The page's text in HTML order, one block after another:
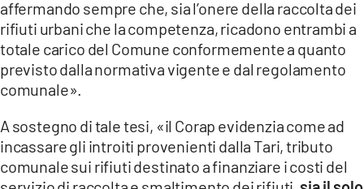
affermando sempre che, sia l’onere della raccolta dei
rifiuti urbani che la competenza, ricadono entrambi a
totale carico del Comune conformemente a quanto
previsto dalla normativa vigente e dal regolamento
comunale».
A sostegno di tale tesi, «il Corap evidenzia come ad
incassare gli introiti provenienti dalla Tari, tributo
comunale sui rifiuti destinato a finanziare i costi del